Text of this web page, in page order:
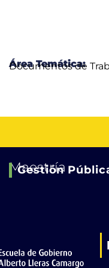
Área Temática:
Documentos de
Maestría
Gestión